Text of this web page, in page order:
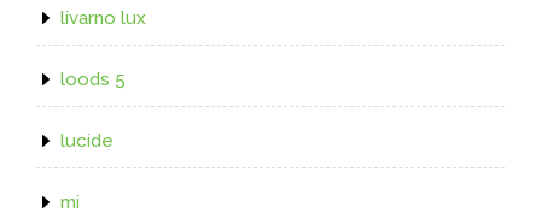
livarno lux
loods 5
lucide
mi